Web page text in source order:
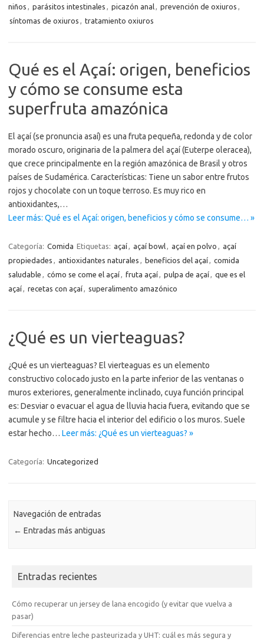
niños , parásitos intestinales , picazón anal, prevención de oxiuros ,
síntomas de oxiuros , tratamiento oxiuros
Qué es el Açaí: origen, beneficios
y cómo se consume esta
superfruta amazónica
El açaí (se pronuncia asaí) es una fruta pequeña, redonda y de color
morado oscuro, originaria de la palmera del açaí (Euterpe oleracea),
que crece principalmente en la región amazónica de Brasil y otros
países de Sudamérica. Características: Tiene un sabor entre frutos
rojos y chocolate con un toque terroso. Es muy rico en
antioxidantes,…
Leer más: Qué es el Açaí: origen, beneficios y cómo se consume… »
Categoría: Comida Etiquetas: açaí, açaí bowl, açaí en polvo , açaí
propiedades , antioxidantes naturales , beneficios del açaí, comida
saludable , cómo se come el açaí, fruta açaí, pulpa de açaí, que es el
açaí, recetas con açaí, superalimento amazónico
¿Qué es un vierteaguas?
¿Qué es un vierteaguas? El vierteaguas es un elemento
constructivo colocado justo en la parte inferior de las ventanas o
muros exteriores, generalmente inclinado, cuya función principal
es: Desviar o evacuar el agua de lluvia hacia fuera, evitando que se
acumule y se filtre hacia el interior del edificio o los muros. Suele
estar hecho… Leer más: ¿Qué es un vierteaguas? »
Categoría: Uncategorized
Navegación de entradas
← Entradas más antiguas
Entradas recientes
Cómo recuperar un jersey de lana encogido (y evitar que vuelva a
pasar)
Diferencias entre leche pasteurizada y UHT: cuál es más segura y